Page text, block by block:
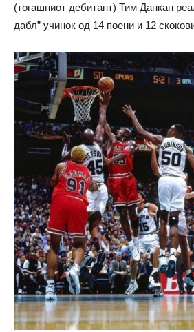
(тогашниот дебитант) Тим Данкан
дабл” учинок од 14 поени и 12